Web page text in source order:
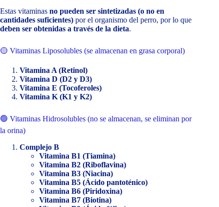
Estas vitaminas no pueden ser sintetizadas (o no en
cantidades suficientes) por el organismo del perro, por lo que
deben ser obtenidas a través de la dieta.
🟡 Vitaminas Liposolubles (se almacenan en grasa corporal)
Vitamina A (Retinol)
Vitamina D (D2 y D3)
Vitamina E (Tocoferoles)
Vitamina K (K1 y K2)
🟢 Vitaminas Hidrosolubles (no se almacenan, se eliminan por
la orina)
Complejo B
Vitamina B1 (Tiamina)
Vitamina B2 (Riboflavina)
Vitamina B3 (Niacina)
Vitamina B5 (Ácido pantoténico)
Vitamina B6 (Piridoxina)
Vitamina B7 (Biotina)